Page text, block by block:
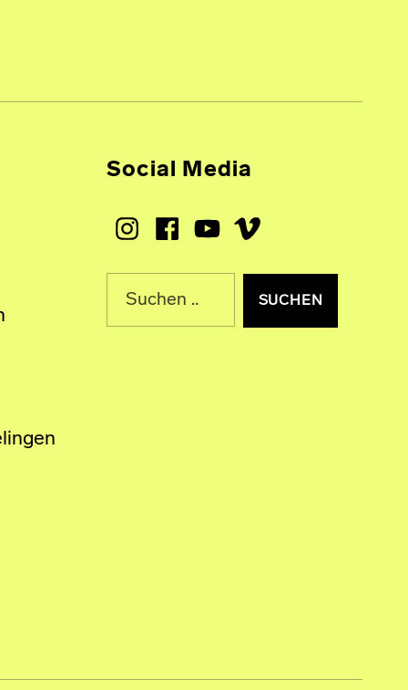
Social Media
InstagramFacebookYoutubeVimeo
Suche nach: